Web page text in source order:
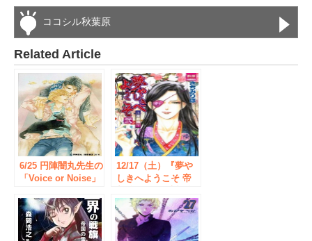
ココシル秋葉原
Related Article
6/25 円陣闇丸先生の
「Voice or Noise」
売を記念して秋葉
原・書泉ブックタワ
ーにてスペシャルサ
12/17（土）『夢や
しきへようこそ 帝
さちみりほ先生サイ
ン会 開催！